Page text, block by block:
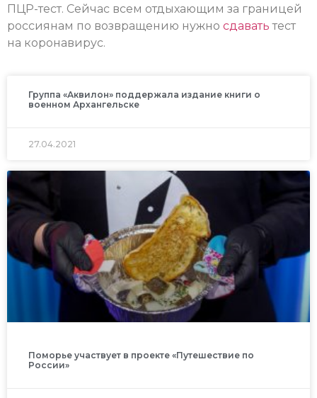
ПЦР-тест. Сейчас всем отдыхающим за границей
россиянам по возвращению нужно сдавать тест
на коронавирус.
Группа «Аквилон» поддержала издание книги о
военном Архангельске
27.04.2021
Поморье участвует в проекте «Путешествие по
России»